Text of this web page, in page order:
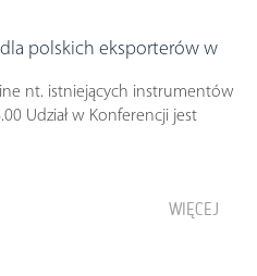
polskich eksporterów w
nt. istniejących instrumentów
Udział w Konferencji jest
WIĘCEJ